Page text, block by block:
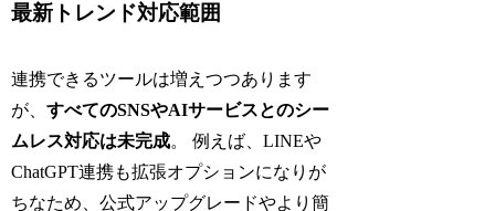
最新トレンド対応範囲
連携できるツールは増えつつあります
が、すべてのSNSやAIサービスとのシー
ムレス対応は未完成。 例えば、LINEや
ChatGPT連携も拡張オプションになりが
ちなため、公式アップグレードやより簡